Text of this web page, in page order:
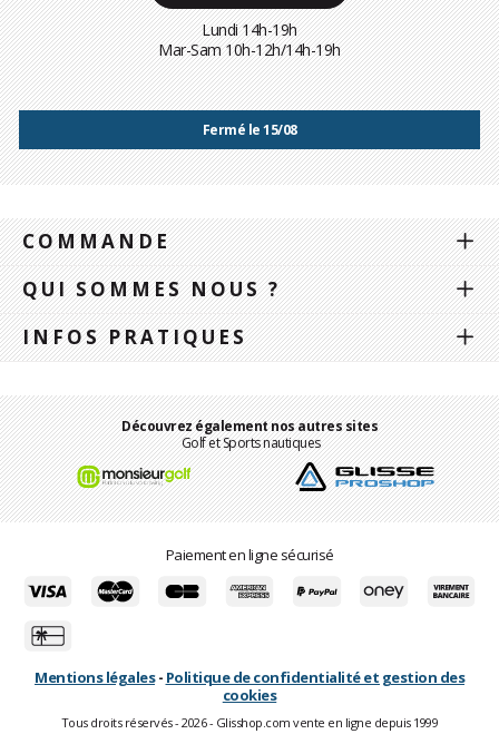
Lundi 14h-19h
Mar-Sam 10h-12h/14h-19h
Fermé le 15/08
COMMANDE
QUI SOMMES NOUS ?
INFOS PRATIQUES
Découvrez également nos autres sites
Golf et Sports nautiques
Paiement en ligne sécurisé
Mentions légales- Politique de confidentialité et gestion des
cookies
Tous droits réservés - 2026 - Glisshop.com vente en ligne depuis 1999